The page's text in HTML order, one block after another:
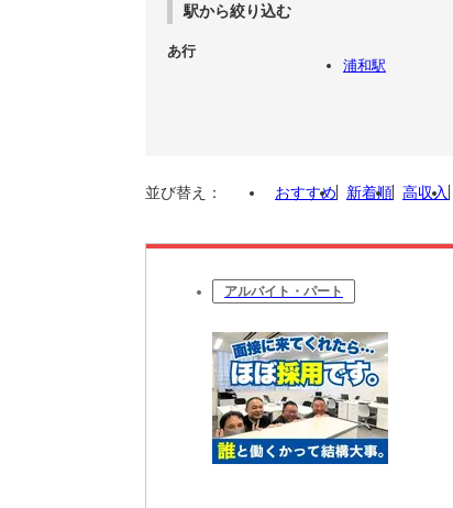
駅から絞り込む
あ行
浦和駅
並び替え： おすすめ 新着順 高収入
アルバイト・パート